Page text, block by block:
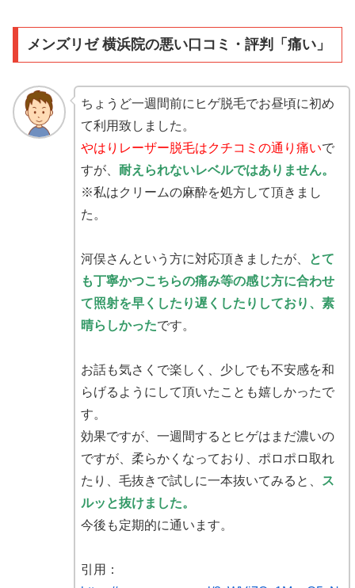
メンズリゼ 横浜院の悪い口コミ・評判「痛い」
ちょうど一週間前にヒゲ脱毛でお昼頃に初め
て利用致しました。
やはりレーザー脱毛はクチコミの通り痛いで
すが、 耐えられないレベルではありません。
※私はクリームの麻酔を処方して頂きまし
た。
河俣さんという方に対応頂きましたが、
とて
も丁寧かつこちらの痛み等の感じ方に合わせ
て照射を早くしたり遅くしたりしており、素
晴らしかったです。
お話も気さくで楽しく、少しでも不安感を和
らげるようにして頂いたことも嬉しかったで
す。
効果ですが、一週間するとヒゲはまだ濃いの
ですが、柔らかくなっており、ポロポロ取れ
たり、毛抜きで試しに一本抜いてみると、
ス
ルッと抜けました。
今後も定期的に通います。
引用：